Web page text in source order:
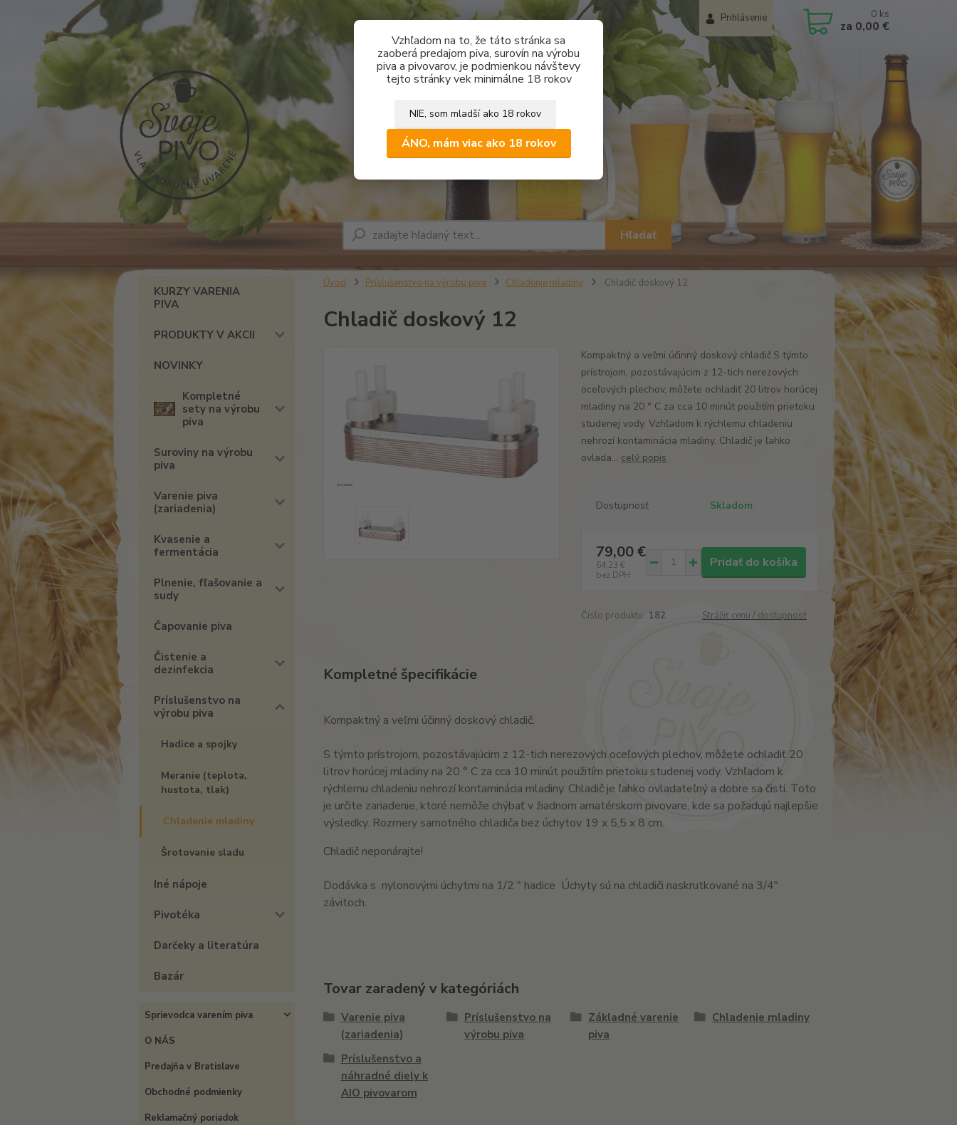
Vzhľadom na to, že táto stránka sa
zaoberá predajom piva, surovín na výrobu
piva a pivovarov, je podmienkou návštevy
tejto stránky vek minimálne 18 rokov
NIE, som mladší ako 18 rokov
ÁNO, mám viac ako 18 rokov
Prihlásenie
Hľadať
0 ks
za 0,00 €
KURZY VARENIA
PIVA
PRODUKTY V AKCII
NOVINKY
Kompletné
sety na výrobu
piva
Suroviny na výrobu
piva
Varenie piva
(zariadenia)
Kvasenie a
fermentácia
Plnenie, fľašovanie a
sudy
Čapovanie piva
Čistenie a
dezinfekcia
Príslušenstvo na
výrobu piva
Hadice a spojky
Meranie (teplota,
hustota, tlak)
Chladenie mladiny
Šrotovanie sladu
Iné nápoje
Pivotéka
Darčeky a literatúra
Bazár
Sprievodca varením piva
O NÁS
Predajňa v Bratislave
Obchodné podmienky
Reklamačný poriadok
Úvod Príslušenstvo na výrobu piva Chladenie mladiny Chladič doskový 12
Chladič doskový 12
Kompaktný a veľmi účinný doskový chladič.S týmto
prístrojom, pozostávajúcim z 12-tich nerezových
oceľových plechov, môžete ochladiť 20 litrov horúcej
mladiny na 20 ° C za cca 10 minút použitím prietoku
studenej vody. Vzhľadom k rýchlemu chladeniu
nehrozí kontaminácia mladiny. Chladič je ľahko
ovlada... celý popis
Dostupnosť Skladom
79,00 €
64,23 €
bez DPH
Pridať do košíka
Číslo produktu: 182 Strážiť cenu / dostupnosť
Kompletné špecifikácie
Kompaktný a veľmi účinný doskový chladič.
S týmto prístrojom, pozostávajúcim z 12-tich nerezových oceľových plechov, môžete ochladiť 20
litrov horúcej mladiny na 20 ° C za cca 10 minút použitím prietoku studenej vody. Vzhľadom k
rýchlemu chladeniu nehrozí kontaminácia mladiny. Chladič je ľahko ovladateľný a dobre sa čistí. Toto
je určite zariadenie, ktoré nemôže chýbať v žiadnom amatérskom pivovare, kde sa požadujú najlepšie
výsledky. Rozmery samotného chladiča bez úchytov 19 x 5,5 x 8 cm.
Chladič neponárajte!
Dodávka s nylonovými úchytmi na 1/2 " hadice Úchyty sú na chladiči naskrutkované na 3/4"
závitoch.
Tovar zaradený v kategóriách
Varenie piva
(zariadenia)
Príslušenstvo na
výrobu piva
Základné varenie
piva
Chladenie mladiny
Príslušenstvo a
náhradné diely k
AIO pivovarom